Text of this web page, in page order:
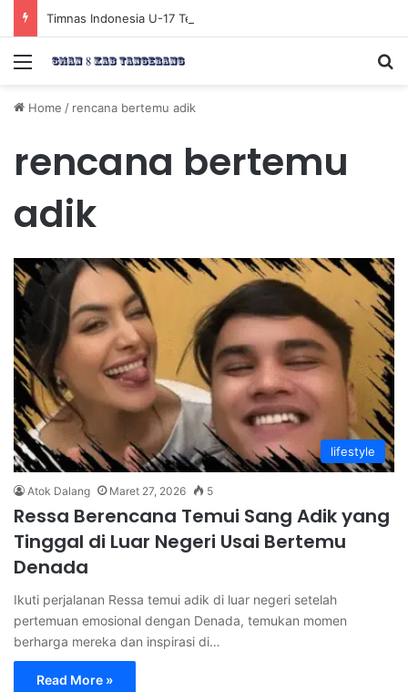
Menu
Home / rencana bertemu adik
rencana bertemu
adik
lifestyle
Atok Dalang Maret 27, 2026 5
Ressa Berencana Temui Sang Adik yang
Tinggal di Luar Negeri Usai Bertemu
Denada
Ikuti perjalanan Ressa temui adik di luar negeri setelah
pertemuan emosional dengan Denada, temukan momen
berharga mereka dan inspirasi di…
Read More »